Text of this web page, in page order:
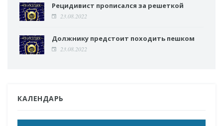
Рецидивист прописался за решеткой
23.08.2022
Должнику предстоит походить пешком
23.08.2022
КАЛЕНДАРЬ